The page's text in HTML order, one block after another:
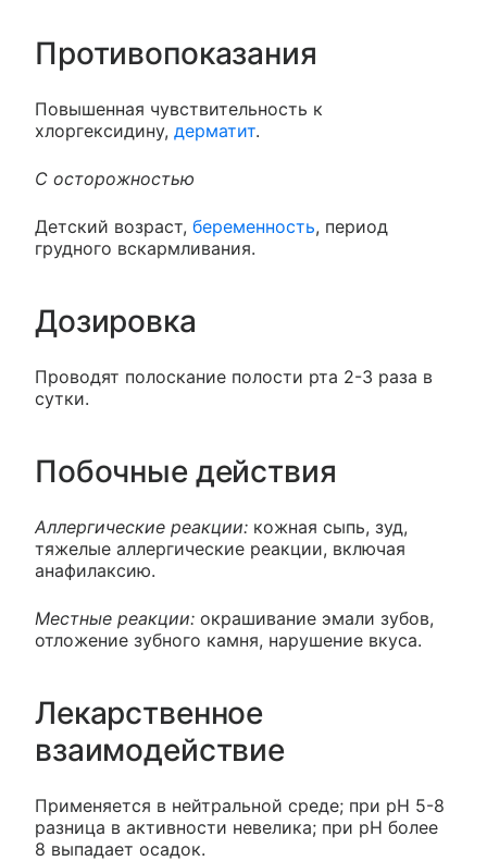
Противопоказания
Повышенная чувствительность к
хлоргексидину, дерматит.
С осторожностью
Детский возраст, беременность, период
грудного вскармливания.
Дозировка
Проводят полоскание полости рта 2-3 раза в
сутки.
Побочные действия
Аллергические реакции: кожная сыпь, зуд,
тяжелые аллергические реакции, включая
анафилаксию.
Местные реакции: окрашивание эмали зубов,
отложение зубного камня, нарушение вкуса.
Лекарственное
взаимодействие
Применяется в нейтральной среде; при рН 5-8
разница в активности невелика; при рН более
8 выпадает осадок.